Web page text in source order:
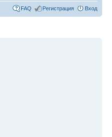
FAQ Регистрация Вход